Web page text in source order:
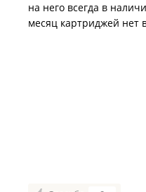
на него всегда в
месяц картриджей нет